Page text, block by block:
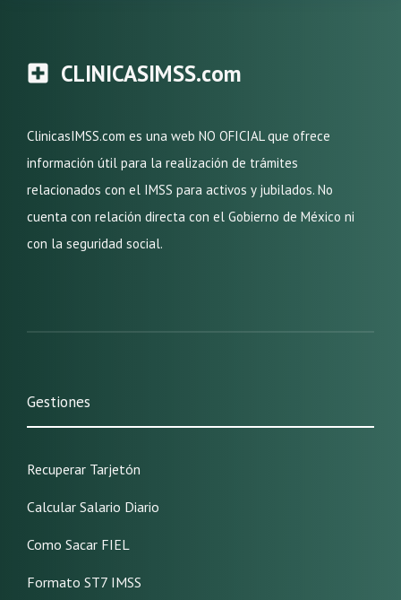
CLINICASIMSS.com
ClinicasIMSS.com es una web NO OFICIAL que ofrece
información útil para la realización de trámites
relacionados con el IMSS para activos y jubilados. No
cuenta con relación directa con el Gobierno de México ni
con la seguridad social.
Gestiones
Recuperar Tarjetón
Calcular Salario Diario
Como Sacar FIEL
Formato ST7 IMSS